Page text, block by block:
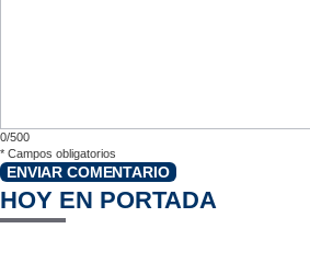
0/500
* Campos obligatorios
ENVIAR COMENTARIO
HOY EN PORTADA